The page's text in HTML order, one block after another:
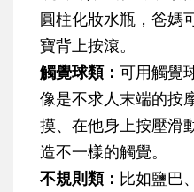
圓柱化妝水瓶，爸媽
寶背上按滾。
觸覺球類： 可用觸覺
像是不求人末端的按
摸、在他身上按壓滑
造不一樣的觸覺。
不規則類： 比如鹽巴